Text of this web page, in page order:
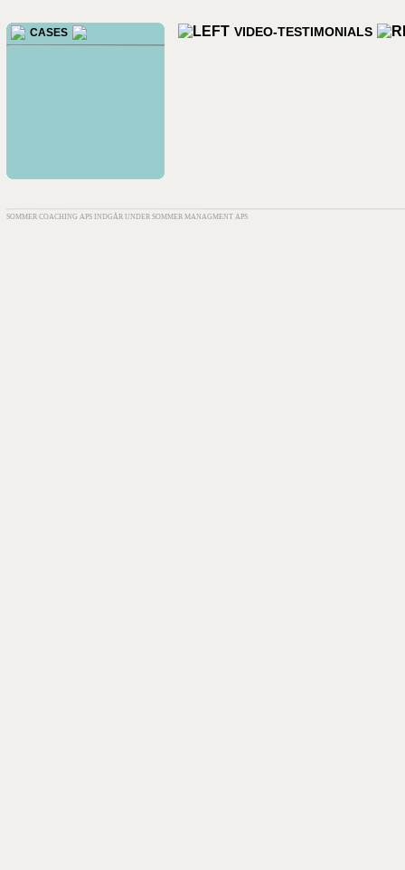
CASES VIDEO-TESTIMONIALS
SOMMER COACHING APS INDGÅR UNDER SOMMER MANAGMENT APS